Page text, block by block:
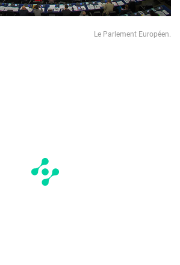
Le Parlement Européen.